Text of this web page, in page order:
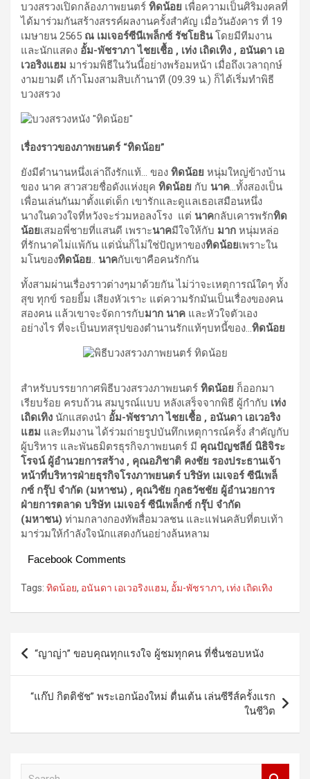
บวงสรวงเปิดกล้องภาพยนตร์ ทิดน้อย เพื่อความเป็นศิริมงคลที่
ได้มาร่วมกันสร้างสรรค์ผลงานครั้งสำคัญ เมื่อวันอังคาร ที่ 19
เมษายน 2565 ณ เมเจอร์ซีนีเพล็กซ์ รัชโยธินโดยมีทีมงาน
และนักแสดง อั้ม-พัชราภา ไชยเชื้อ , เท่ง เถิดเทิง , อนันดา เอ
เวอริงแฮม มาร่วมพิธีในวันนี้อย่างพร้อมหน้า เมื่อถึงเวลาฤกษ์
งามยามดี เก้าโมงสามสิบเก้านาที (09.39 น.) ก็ได้เริ่มทำพิธี
บวงสรวง
เรื่องราวของภาพยนตร์ “ทิดน้อย”
ยังมีตำนานหนึ่งเล่าถึงรักแท้… ของ ทิดน้อย หนุ่มใหญ่ข้างบ้าน
ของ นาค สาวสวยชื่อดังแห่งยุค ทิดน้อย กับ นาค…ทั้งสองเป็น
เพื่อนเล่นกันมาตั้งแต่เด็ก เขารักและดูแลเธอเสมือนหนึ่ง
นางในดวงใจที่หวังจะร่วมหอลงโรง แต่ นาคกลับเคารพรักทิด
น้อยเสมอพี่ชายที่แสนดี เพราะนาคมีใจให้กับ มาก หนุ่มหล่อ
ที่รักนาคไม่แพ้กัน แต่นั่นก็ไม่ใช่ปัญหาของทิดน้อยเพราะใน
มโนของทิดน้อย.. นาคกับเขาคือคนรักกัน
ทั้งสามผ่านเรื่องราวต่างๆมาด้วยกัน ไม่ว่าจะเหตุการณ์ใดๆ ทั้ง
สุข ทุกข์ รอยยิ้ม เสียงหัวเราะ แต่ความรักมันเป็นเรื่องของคน
สองคน แล้วเขาจะจัดการกับมาก นาค และหัวใจตัวเอง
อย่างไร ที่จะเป็นบทสรุปของตำนานรักแท้ๆบทนี้ของ…ทิดน้อย
สำหรับบรรยากาศพิธีบวงสรวงภาพยนตร์ ทิดน้อย ก็ออกมา
เรียบร้อย ครบถ้วน สมบูรณ์แบบ หลังเสร็จจากพิธี ผู้กำกับ เท่ง
เถิดเทิง นักแสดงนำ อั้ม-พัชราภา ไชยเชื้อ , อนันดา เอเวอริง
แฮม และทีมงาน ได้ร่วมถ่ายรูปบันทึกเหตุการณ์ครั้ง สำคัญกับ
ผู้บริหาร และพันธมิตรธุรกิจภาพยนตร์ มี คุณปัญชลีย์ นิธิจิระ
โรจน์ ผู้อำนวยการสร้าง , คุณอภิชาติ คงชัย รองประธานเจ้า
หน้าที่บริหารฝ่ายธุรกิจโรงภาพยนตร์ บริษัท เมเจอร์ ซีนีเพล็
กซ์ กรุ๊ป จำกัด (มหาชน) , คุณวิชัย กุลธวัชชัย ผู้อำนวยการ
ฝ่ายการตลาด บริษัท เมเจอร์ ซีนีเพล็กซ์ กรุ๊ป จำกัด
(มหาชน) ท่ามกลางกองทัพสื่อมวลชน และแฟนคลับที่ตบเท้า
มาร่วมให้กำลังใจนักแสดงกันอย่างล้นหลาม
Facebook Comments
Tags: ทิดน้อย, อนันดา เอเวอริงแฮม, อั้ม-พัชราภา, เท่ง เถิดเทิง
Post
navigation
“ญาญ่า” ขอบคุณทุกแรงใจ ผู้ชมทุกคน ที่ชื่นชอบหนัง
“แก๊ป กิตติชัช” พระเอกน้องใหม่ ตื่นเต้น เล่นซีรีส์ครั้งแรก
ในชีวิต